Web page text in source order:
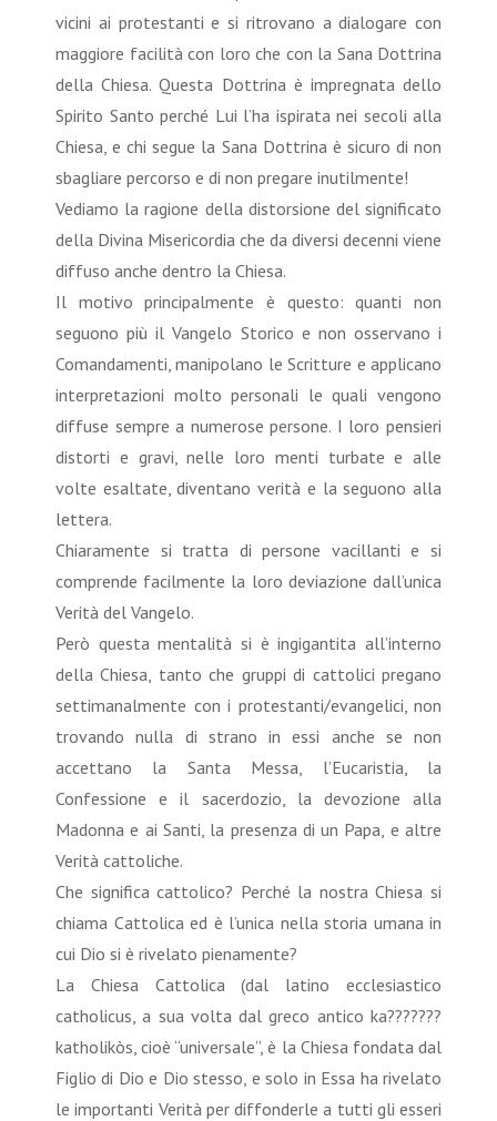
vicini ai protestanti e si ritrovano a dialogare con
maggiore facilità con loro che con la Sana Dottrina
della Chiesa. Questa Dottrina è impregnata dello
Spirito Santo perché Lui l’ha ispirata nei secoli alla
Chiesa, e chi segue la Sana Dottrina è sicuro di non
sbagliare percorso e di non pregare inutilmente!
Vediamo la ragione della distorsione del significato
della Divina Misericordia che da diversi decenni viene
diffuso anche dentro la Chiesa.
Il motivo principalmente è questo: quanti non
seguono più il Vangelo Storico e non osservano i
Comandamenti, manipolano le Scritture e applicano
interpretazioni molto personali le quali vengono
diffuse sempre a numerose persone. I loro pensieri
distorti e gravi, nelle loro menti turbate e alle
volte esaltate, diventano verità e la seguono alla
lettera.
Chiaramente si tratta di persone vacillanti e si
comprende facilmente la loro deviazione dall’unica
Verità del Vangelo.
Però questa mentalità si è ingigantita all’interno
della Chiesa, tanto che gruppi di cattolici pregano
settimanalmente con i protestanti/evangelici, non
trovando nulla di strano in essi anche se non
accettano la Santa Messa, l’Eucaristia, la
Confessione e il sacerdozio, la devozione alla
Madonna e ai Santi, la presenza di un Papa, e altre
Verità cattoliche.
Che significa cattolico? Perché la nostra Chiesa si
chiama Cattolica ed è l’unica nella storia umana in
cui Dio si è rivelato pienamente?
La Chiesa Cattolica (dal latino ecclesiastico
catholicus, a sua volta dal greco antico ka???????
katholikòs, cioè “universale”, è la Chiesa fondata dal
Figlio di Dio e Dio stesso, e solo in Essa ha rivelato
le importanti Verità per diffonderle a tutti gli esseri